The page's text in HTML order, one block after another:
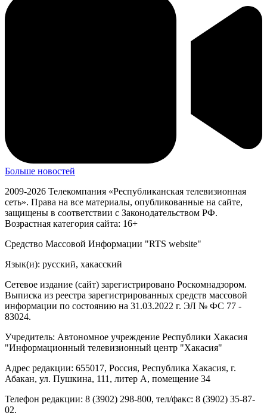
Больше новостей
2009-2026 Телекомпания «Республиканская телевизионная
сеть». Права на все материалы, опубликованные на сайте,
защищены в соответствии с Законодательством РФ.
Возрастная категория сайта: 16+
Средство Массовой Информации "RTS website"
Язык(и): русский, хакасский
Сетевое издание (сайт) зарегистрировано Роскомнадзором.
Выписка из реестра зарегистрированных средств массовой
информации по состоянию на 31.03.2022 г. ЭЛ № ФС 77 -
83024.
Учредитель: Автономное учреждение Республики Хакасия
"Информационный телевизионный центр "Хакасия"
Адрес редакции: 655017, Россия, Республика Хакасия, г.
Абакан, ул. Пушкина, 111, литер А, помещение 34
Телефон редакции: 8 (3902) 298-800, тел/факс: 8 (3902) 35-87-
02.